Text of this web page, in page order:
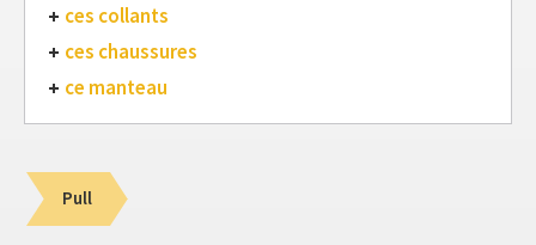
ces collants
ces chaussures
ce manteau
Pull